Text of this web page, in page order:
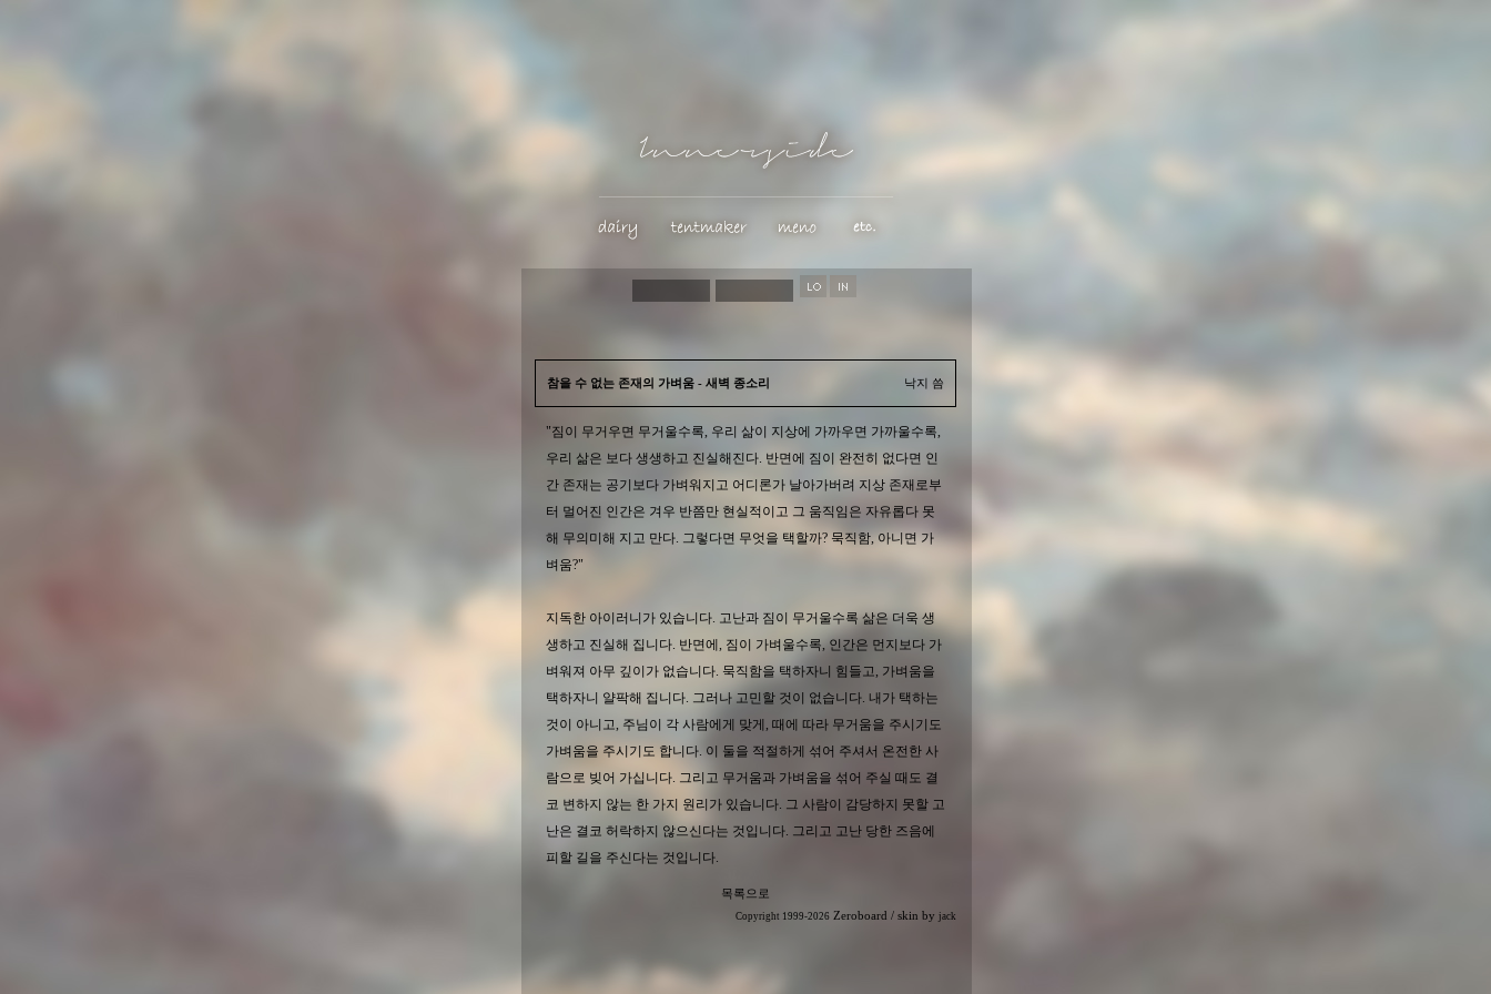
참을 수 없는 존재의 가벼움 - 새벽 종소리 낙지 씀
"짐이 무거우면 무거울수록, 우리 삶이 지상에 가까우면 가까울수록,
우리 삶은 보다 생생하고 진실해진다. 반면에 짐이 완전히 없다면 인
간 존재는 공기보다 가벼워지고 어디론가 날아가버려 지상 존재로부
터 멀어진 인간은 겨우 반쯤만 현실적이고 그 움직임은 자유롭다 못
해 무의미해 지고 만다. 그렇다면 무엇을 택할까? 묵직함, 아니면 가
벼움?"
지독한 아이러니가 있습니다. 고난과 짐이 무거울수록 삶은 더욱 생
생하고 진실해 집니다. 반면에, 짐이 가벼울수록, 인간은 먼지보다 가
벼워져 아무 깊이가 없습니다. 묵직함을 택하자니 힘들고, 가벼움을
택하자니 얄팍해 집니다. 그러나 고민할 것이 없습니다. 내가 택하는
것이 아니고, 주님이 각 사람에게 맞게, 때에 따라 무거움을 주시기도
가벼움을 주시기도 합니다. 이 둘을 적절하게 섞어 주셔서 온전한 사
람으로 빚어 가십니다. 그리고 무거움과 가벼움을 섞어 주실 때도 결
코 변하지 않는 한 가지 원리가 있습니다. 그 사람이 감당하지 못할 고
난은 결코 허락하지 않으신다는 것입니다. 그리고 고난 당한 즈음에
피할 길을 주신다는 것입니다.
목록으로
Copyright 1999-2026 Zeroboard / skin by jack